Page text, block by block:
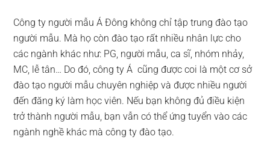
Công ty người mẫu Á Đông không chỉ tập trung đào tạo
người mẫu. Mà họ còn đào tạo rất nhiều nhân lực cho
các ngành khác như: PG, người mẫu, ca sĩ, nhóm nhảy,
MC, lễ tân… Do đó, công ty Á cũng được coi là một cơ sở
đào tạo người mẫu chuyên nghiệp và được nhiều người
đến đăng ký làm học viên. Nếu bạn không đủ điều kiện
trở thành người mẫu, bạn vẫn có thể ứng tuyển vào các
ngành nghề khác mà công ty đào tạo.